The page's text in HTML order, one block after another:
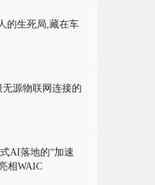
的生死局,藏在车
源物联网连接的
AI落地的“加速
相WAIC